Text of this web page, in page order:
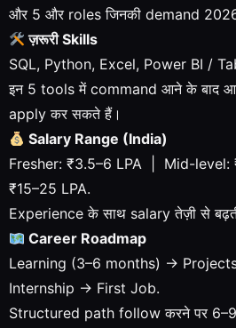
और 5 और roles जिनकी demand 2026
ज़रूरी Skills
SQL, Python, Excel, Power BI /
इन 5 tools में command आने के बाद
apply कर सकते हैं।
Salary Range (India)
Fresher: ₹3.5–6 LPA | Mid-level:
₹15–25 LPA.
Experience के साथ salary तेज़ी से
Career Roadmap
Learning (3–6 months) →
Internship → First Job.
Structured path follow करने पर